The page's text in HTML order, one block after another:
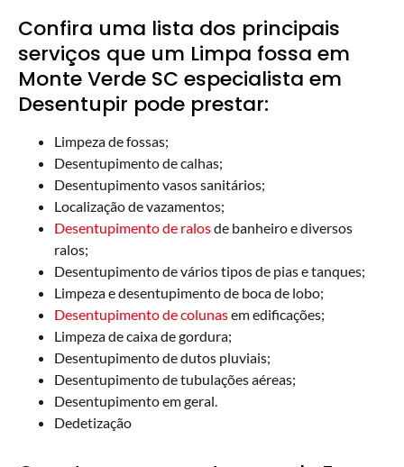
Confira uma lista dos principais
serviços que um Limpa fossa em
Monte Verde SC especialista em
Desentupir pode prestar:
Limpeza de fossas;
Desentupimento de calhas;
Desentupimento vasos sanitários;
Localização de vazamentos;
Desentupimento de ralosde banheiro e diversos
ralos;
Desentupimento de vários tipos de pias e tanques;
Limpeza e desentupimento de boca de lobo;
Desentupimento de colunasem edificações;
Limpeza de caixa de gordura;
Desentupimento de dutos pluviais;
Desentupimento de tubulações aéreas;
Desentupimento em geral.
Dedetização